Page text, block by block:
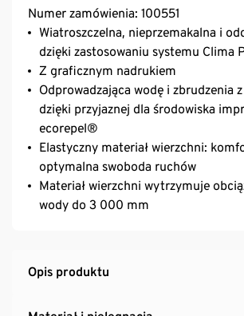
Numer zamówienia: 100551
Wiatroszczelna, nieprzemakalna i
dzięki zastosowaniu systemu Clima
Z graficznym nadrukiem
Odprowadzająca wodę i zbrudzenia
dzięki przyjaznej dla środowiska
ecorepel®
Elastyczny materiał wierzchni:
optymalna swoboda ruchów
Materiał wierzchni wytrzymuje
wody do 3 000 mm
Opis produktu